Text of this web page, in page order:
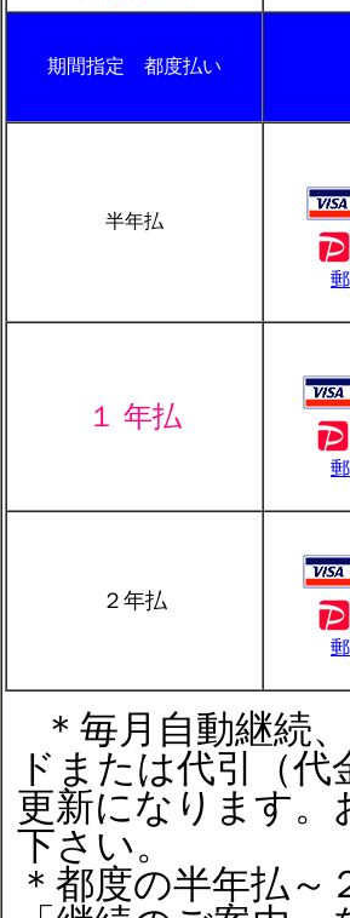
期間指定 都度払い
半年払
１ 年払
２年払
＊毎月自動継続
ドまたは代引（
更新になります。
下さい。
＊都度の半年払